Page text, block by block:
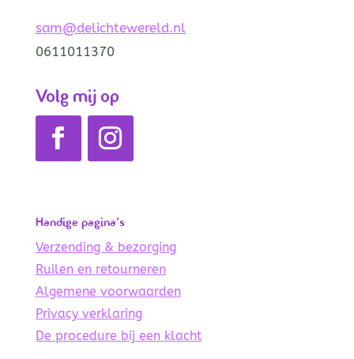
sam@delichtewereld.nl
0611011370
Volg mij op
Handige pagina’s
Verzending & bezorging
Ruilen en retourneren
Algemene voorwaarden
Privacy verklaring
De procedure bij een klacht